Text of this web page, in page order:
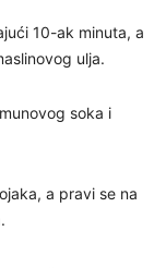
10-ak minuta, a
ulja.
soka i
a pravi se na